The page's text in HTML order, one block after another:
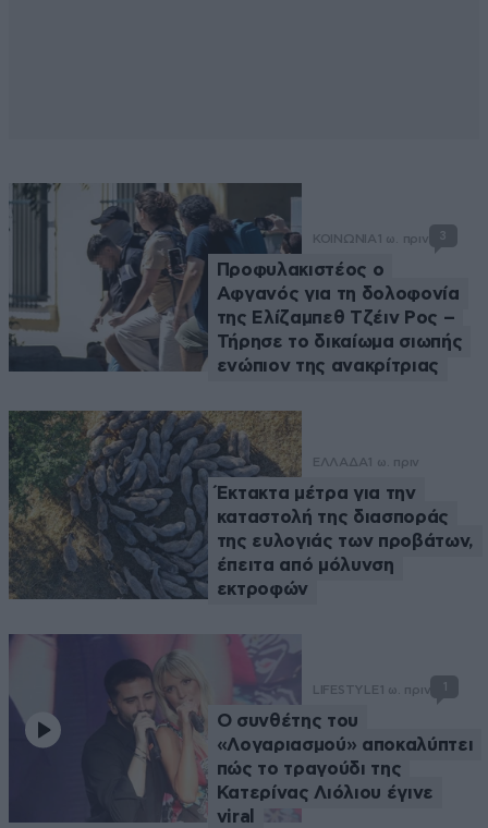
ΚΟΙΝΩΝΙΑ 1 ω. πριν 3
Προφυλακιστέος ο
Αφγανός για τη δολοφονία
της Ελίζαμπεθ Τζέιν Ρος –
Τήρησε το δικαίωμα σιωπής
ενώπιον της ανακρίτριας
ΕΛΛΑΔΑ 1 ω. πριν
Έκτακτα μέτρα για την
καταστολή της διασποράς
της ευλογιάς των προβάτων,
έπειτα από μόλυνση
εκτροφών
LIFESTYLE 1 ω. πριν
Ο συνθέτης του
«Λογαριασμού» αποκαλύπτει
πώς το τραγούδι της
Κατερίνας Λιόλιου έγινε
viral